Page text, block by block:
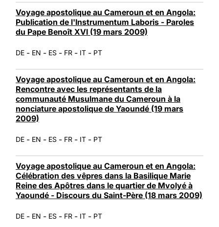
Voyage apostolique au Cameroun et en Angola:
Publication de l'Instrumentum Laboris - Paroles
du Pape Benoît XVI (19 mars 2009)
DE - EN - ES - FR - IT - PT
Voyage apostolique au Cameroun et en Angola:
Rencontre avec les représentants de la
communauté Musulmane du Cameroun à la
nonciature apostolique de Yaoundé (19 mars
2009)
DE - EN - ES - FR - IT - PT
Voyage apostolique au Cameroun et en Angola:
Célébration des vêpres dans la Basilique Marie
Reine des Apôtres dans le quartier de Mvolyé à
Yaoundé - Discours du Saint-Père (18 mars 2009)
DE - EN - ES - FR - IT - PT